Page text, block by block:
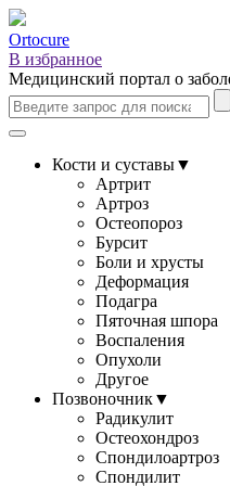
Ortocure
В избранное
Медицинский портал о
Кости и суставы▼
Артрит
Артроз
Остеопороз
Бурсит
Боли и хрусты
Деформация
Подагра
Пяточная шпора
Воспаления
Опухоли
Другое
Позвоночник▼
Радикулит
Остеохондроз
Спондилоартроз
Спондилит